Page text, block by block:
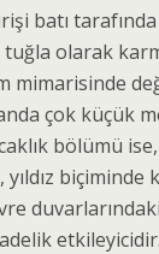
batı
tuğla olarak
mimarisinde
çok küçük
bölümü
yıldız biçiminde